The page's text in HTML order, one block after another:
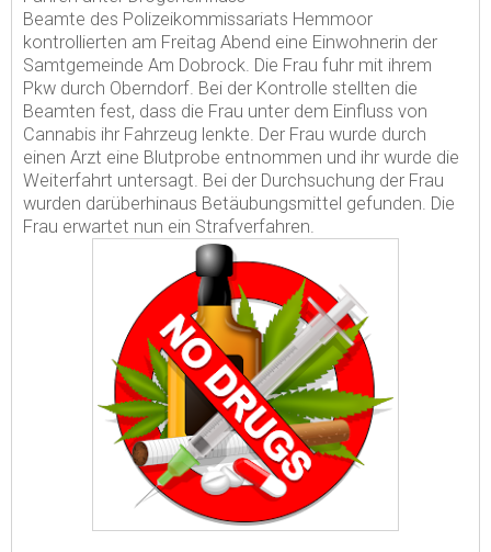
Beamte des Polizeikommissariats Hemmoor
kontrollierten am Freitag Abend eine Einwohnerin der
Samtgemeinde Am Dobrock. Die Frau fuhr mit ihrem
Pkw durch Oberndorf. Bei der Kontrolle stellten die
Beamten fest, dass die Frau unter dem Einfluss von
Cannabis ihr Fahrzeug lenkte. Der Frau wurde durch
einen Arzt eine Blutprobe entnommen und ihr wurde die
Weiterfahrt untersagt. Bei der Durchsuchung der Frau
wurden darüberhinaus Betäubungsmittel gefunden. Die
Frau erwartet nun ein Strafverfahren.